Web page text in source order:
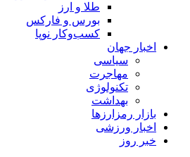
طلا و ارز
بورس و فارکس
کسب‌وکار نوپا
اخبار جهان
سیاسی
مهاجرت
تکنولوژی
بهداشت
بازار رمزارزها
اخبار ورزشی
خبر روز